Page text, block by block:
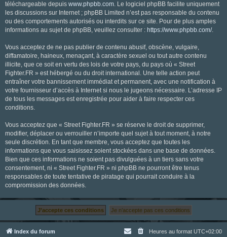
téléchargeable depuis www.phpbb.com. Le logiciel phpBB facilite uniquement
les discussions sur Internet ; phpBB Limited n’est pas responsable du contenu
ou des comportements autorisés ou interdits sur ce site. Pour de plus amples
informations au sujet de phpBB, veuillez consulter : https://www.phpbb.com/.
Vous acceptez de ne pas publier de contenu abusif, obscène, vulgaire,
diffamatoire, haineux, menaçant, à caractère sexuel ou tout autre contenu
illicite, que ce soit en vertu des lois de votre pays, du pays où « Street
Fighter.FR » est hébergé ou du droit international. Une telle action peut
entraîner votre bannissement immédiat et permanent, avec une notification à
votre fournisseur d’accès à Internet si nous le jugeons nécessaire. L’adresse IP
de tous les messages est enregistrée pour aider à faire respecter ces
conditions.
Vous acceptez que « Street Fighter.FR » se réserve le droit de supprimer,
modifier, déplacer ou verrouiller n’importe quel sujet à tout moment, à notre
seule discrétion. En tant que membre, vous acceptez que toutes les
informations que vous saisissez soient stockées dans une base de données.
Bien que ces informations ne soient pas divulguées à un tiers sans votre
consentement, ni « Street Fighter.FR » ni phpBB ne pourront être tenus
responsables de toute tentative de piratage qui pourrait conduire à la
compromission des données.
Index du forum Heures au format UTC+02:00